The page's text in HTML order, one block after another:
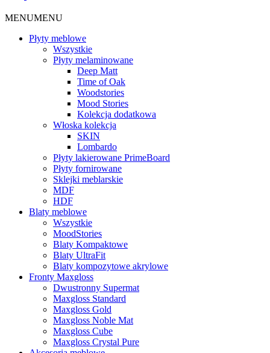
MENUMENU
Płyty meblowe
Wszystkie
Płyty melaminowane
Deep Matt
Time of Oak
Woodstories
Mood Stories
Kolekcja dodatkowa
Włoska kolekcja
SKIN
Lombardo
Płyty lakierowane PrimeBoard
Płyty fornirowane
Sklejki meblarskie
MDF
HDF
Blaty meblowe
Wszystkie
MoodStories
Blaty Kompaktowe
Blaty UltraFit
Blaty kompozytowe akrylowe
Fronty Maxgloss
Dwustronny Supermat
Maxgloss Standard
Maxgloss Gold
Maxgloss Noble Mat
Maxgloss Cube
Maxgloss Crystal Pure